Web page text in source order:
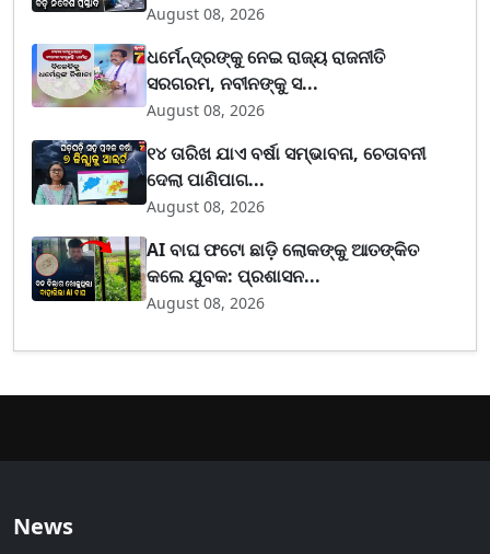
August 08, 2026
ଧର୍ମେନ୍ଦ୍ରଙ୍କୁ ନେଇ ରାଜ୍ୟ ରାଜନୀତି
ସରଗରମ, ନବୀନଙ୍କୁ ସ...
August 08, 2026
୧୪ ତାରିଖ ଯାଏ ବର୍ଷା ସମ୍ଭାବନା, ଚେତାବନୀ
ଦେଲା ପାଣିପାଗ...
August 08, 2026
AI ବାଘ ଫଟୋ ଛାଡ଼ି ଲୋକଙ୍କୁ ଆତଙ୍କିତ
କଲେ ଯୁବକ: ପ୍ରଶାସନ...
August 08, 2026
News